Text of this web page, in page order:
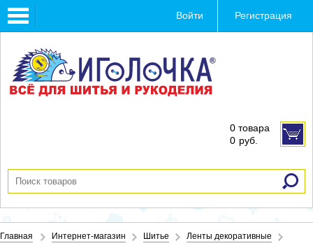
Toggle
navigation
Войти Регистрация
0 товара
0 руб.
Главная Интернет-магазин Шитье Ленты декоративные